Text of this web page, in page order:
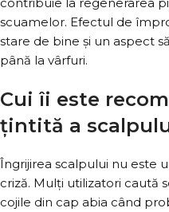
scuamelor. Efectul de
stare de bine și un aspect
până la vârfuri.
Cui îi este
țintită a
Îngrijirea scalpului nu este
criză. Mulți utilizatori caută
cojile din cap abia când